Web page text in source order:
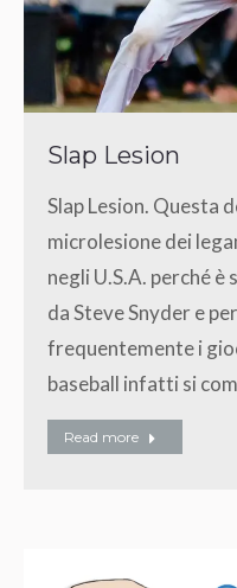
Slap Lesion
Slap Lesion. Questa
microlesione dei
negli U.S.A. perché
da Steve Snyder e
frequentemente i
baseball infatti si
Read more